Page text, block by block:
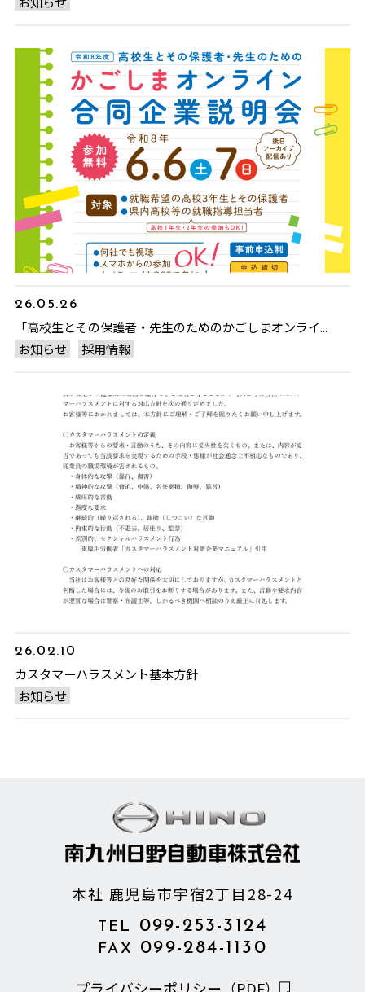
26.05.26
「高校生とその保護者・先生のためのかごしまオンライ...
お知らせ
採用情報
26.02.10
カスタマーハラスメント基本方針
お知らせ
本社 鹿児島市宇宿2丁目28-24
TEL 099-253-3124
FAX 099-284-1130